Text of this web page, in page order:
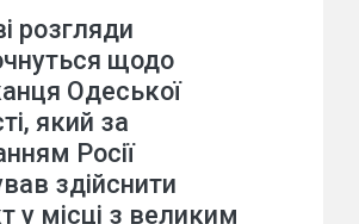
розгляди
щодо
Одеської
який за
Росії
здійснити
у місці з великим